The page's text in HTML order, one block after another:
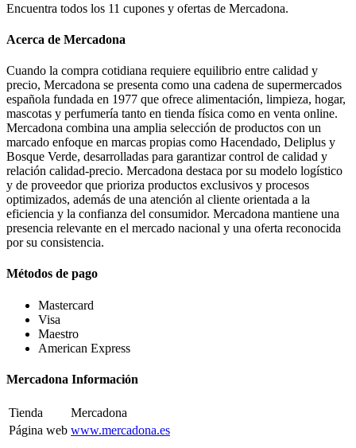
Encuentra todos los 11 cupones y ofertas de Mercadona.
Acerca de Mercadona
Cuando la compra cotidiana requiere equilibrio entre calidad y
precio, Mercadona se presenta como una cadena de supermercados
española fundada en 1977 que ofrece alimentación, limpieza, hogar,
mascotas y perfumería tanto en tienda física como en venta online.
Mercadona combina una amplia selección de productos con un
marcado enfoque en marcas propias como Hacendado, Deliplus y
Bosque Verde, desarrolladas para garantizar control de calidad y
relación calidad-precio. Mercadona destaca por su modelo logístico
y de proveedor que prioriza productos exclusivos y procesos
optimizados, además de una atención al cliente orientada a la
eficiencia y la confianza del consumidor. Mercadona mantiene una
presencia relevante en el mercado nacional y una oferta reconocida
por su consistencia.
Métodos de pago
Mastercard
Visa
Maestro
American Express
Mercadona Información
Tienda
Mercadona
Página web www.mercadona.es